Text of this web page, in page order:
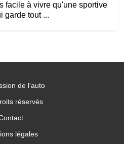
facile à vivre qu'une sportive
garde tout ...
de l'auto
réservés
légales